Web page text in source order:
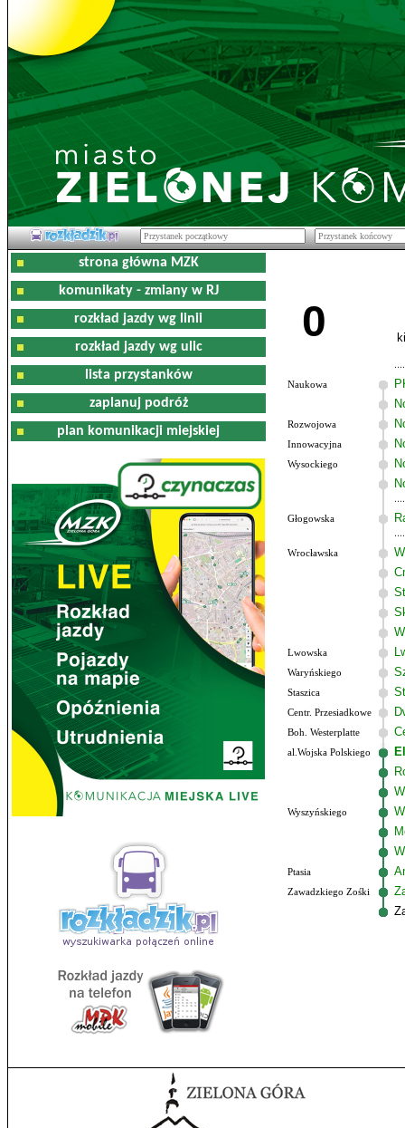
strona główna MZK
komunikaty - zmiany w RJ
rozkład jazdy wg linii
rozkład jazdy wg ulic
lista przystanków
zaplanuj podróż
plan komunikacji miejskiej
0
Naukowa
Rozwojowa
Innowacyjna
Wysockiego
Głogowska
Wrocławska
Lwowska
Waryńskiego
Staszica
Centr. Przesiadkowe
Boh. Westerplatte
al.Wojska Polskiego
Wyszyńskiego
Ptasia
Zawadzkiego Zośki